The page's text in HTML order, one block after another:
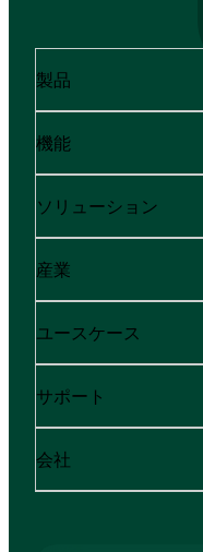
製品
機能
ソリューション
産業
ユースケース
サポート
会社